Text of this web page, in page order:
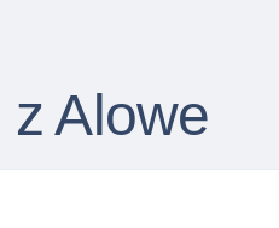
Alowe